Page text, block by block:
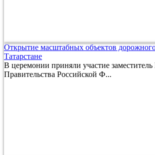
Открытие масштабных объектов дорожного
Татарстане
В церемонии приняли участие заместитель
Правительства Российской Ф...